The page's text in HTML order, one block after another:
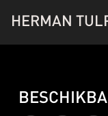
HERMAN